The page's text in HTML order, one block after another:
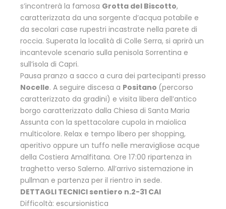
s’incontrerà la famosa Grotta del Biscotto,
caratterizzata da una sorgente d’acqua potabile e
da secolari case rupestri incastrate nella parete di
roccia. Superata la località di Colle Serra, si aprirà un
incantevole scenario sulla penisola Sorrentina e
sull’isola di Capri.
Pausa pranzo a sacco a cura dei partecipanti presso
Nocelle. A seguire discesa a Positano (percorso
caratterizzato da gradini) e visita libera dell’antico
borgo caratterizzato dalla Chiesa di Santa Maria
Assunta con la spettacolare cupola in maiolica
multicolore. Relax e tempo libero per shopping,
aperitivo oppure un tuffo nelle meravigliose acque
della Costiera Amalfitana. Ore 17:00 ripartenza in
traghetto verso Salerno. All’arrivo sistemazione in
pullman e partenza per il rientro in sede.
DETTAGLI TECNICI sentiero n.2-31 CAI
Difficoltà: escursionistica